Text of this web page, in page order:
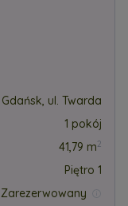
Gdańsk, ul. Twarda
1 pokój
41,79 m2
Piętro 1
Zarezerwowany